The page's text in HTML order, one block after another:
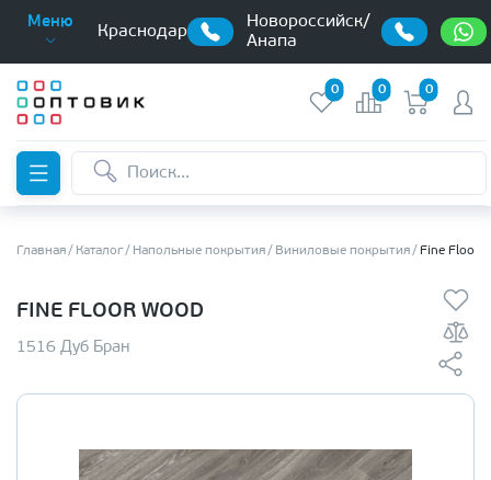
Меню
Краснодар
Новороссийск/
Анапа
0 0 0
Главная Каталог Напольные покрытия Виниловые покрытия Fine Floor
FINE FLOOR WOOD
1516 Дуб Бран